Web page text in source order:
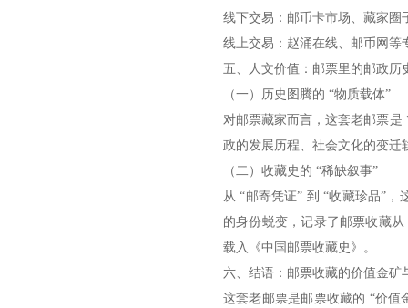
线下交易：邮币卡市场、藏家圈
线上交易：赵涌在线、邮币网等
五、人文价值：邮票里的邮政历
（一）历史图腾的 “物质载体”
对邮票藏家而言，这套老邮票
政的发展历程、社会文化的变迁
（二）收藏史的 “稀缺叙事”
从 “邮寄凭证” 到 “收藏珍品”
的身份蜕变，记录了邮票收藏
载入《中国邮票收藏史》。
六、结语：邮票收藏的价值金矿
这套老邮票是邮票收藏的 “价值